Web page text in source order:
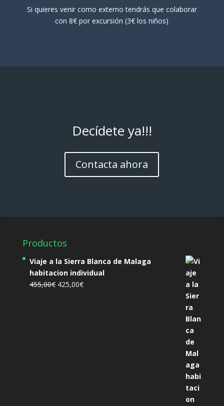
Si quieres venir como externo tendrás que colaborar
con 8€ por excursión (3€ los niños)
Decídete ya!!!
Contacta ahora
Productos
Viaje a la Sierra Blanca de Malaga
habitacion individual
455,00€ El
425,00€El